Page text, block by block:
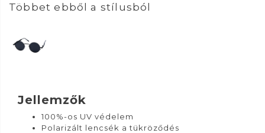
Többet ebből a stílusból
Jellemzők
100%-os UV védelem
Polarizált lencsék a tükröződés